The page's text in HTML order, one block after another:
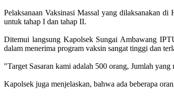
Pelaksanaan Vaksinasi Massal yang dilaksanakan
untuk tahap I dan tahap II.
Ditemui langsung Kapolsek Sungai Ambawang
dalam menerima program vaksin sangat tinggi dan
"Target Sasaran kami adalah 500 orang, Jumlah
Kapolsek juga menjelaskan, bahwa ada beberapa